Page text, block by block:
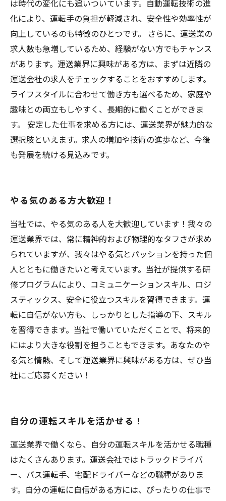
は時代の変化にも追いついています。自動運転技術の進
化により、運転手の負担が軽減され、安全性や効率性が
向上しているのも特徴のひとつです。 さらに、運送業の
求人数も急増しているため、経験がない方でもチャンス
があります。運送業界に興味がある方は、まずは近隣の
運送会社の求人をチェックすることをおすすめします。
ライフスタイルに合わせて働き方も選べるため、家庭や
趣味との両立もしやすく、長期的に働くことができま
す。 安定した仕事を求める方には、運送業界が魅力的な
選択肢といえます。求人の増加や技術の進歩など、今後
も発展を続ける見込みです。
やる気のある方大歓迎！
当社では、やる気のある人を大歓迎しています！我々の
運送業界では、常に精神的および物理的なタフさが求め
られていますが、我々はやる気とパッションを持った個
人とともに働きたいと考えています。当社が提供する研
修プログラムにより、コミュニケーションスキル、ロジ
スティックス、安全に役立つスキルを習得できます。運
転に自信がない方も、しっかりとした指導の下、スキル
を習得できます。当社で働いていただくことで、将来的
にはより大きな役割を担うこともできます。あなたのや
る気と情熱、そして運送業界に興味がある方は、ぜひ当
社にご応募ください！
自分の運転スキルを活かせる！
運送業界で働くなら、自分の運転スキルを活かせる職種
はたくさんあります。運送会社ではトラックドライバ
ー、バス運転手、宅配ドライバーなどの職種がありま
す。自分の運転に自信がある方には、ぴったりの仕事で